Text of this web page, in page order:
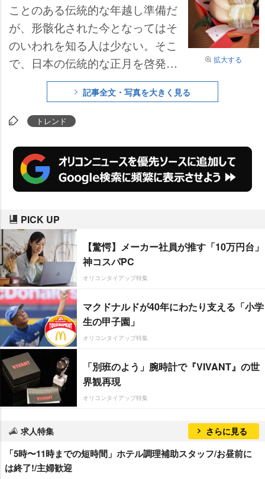
拡大する
ことのある伝統的な年越し準備だ
が、形骸化された今となってはそ
のいわれを知る人は少ない。そこ
で、日本の伝統的な正月を啓発す
る『お正月ニッポンプロジェク
ト』で一部監修を行う和文化研究
家でライフコーディネーターの三
月の意味やマナーをうかがった。
記事全文・写真を大きく見る
トレンド
PICK UP
【驚愕】メーカー社員が推す「10万円台」
神コスパPC
オリコンタイアップ特集
マクドナルドが40年にわたり支える「小学
生の甲子園」
オリコンタイアップ特集
「別班のよう」腕時計で『VIVANT』の世
界観再現
オリコンタイアップ特集
求人特集 さらに見る
「5時〜11時までの短時間」ホテル調理補助スタッフ/お昼前に
は終了!/主婦歓迎